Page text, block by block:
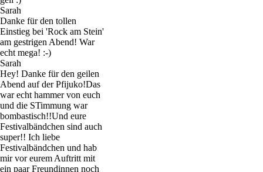
Sarah
Danke für den tollen
Einstieg bei 'Rock am Stein'
am gestrigen Abend! War
echt mega! :-)
Sarah
Hey! Danke für den geilen
Abend auf der Pfijuko!Das
war echt hammer von euch
und die STimmung war
bombastisch!!Und eure
Festivalbändchen sind auch
super!! Ich liebe
Festivalbändchen und hab
mir vor eurem Auftritt mit
ein paar Freundinnen noch